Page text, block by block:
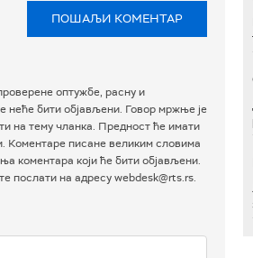
ПОШАЉИ КОМЕНТАР
оптужбе, расну и
неће бити објављени. Говор мржње је
на тему чланка. Предност ће имати
Коментаре писане великим словима
коментара који ће бити објављени.
послати на адресу webdesk@rts.rs.